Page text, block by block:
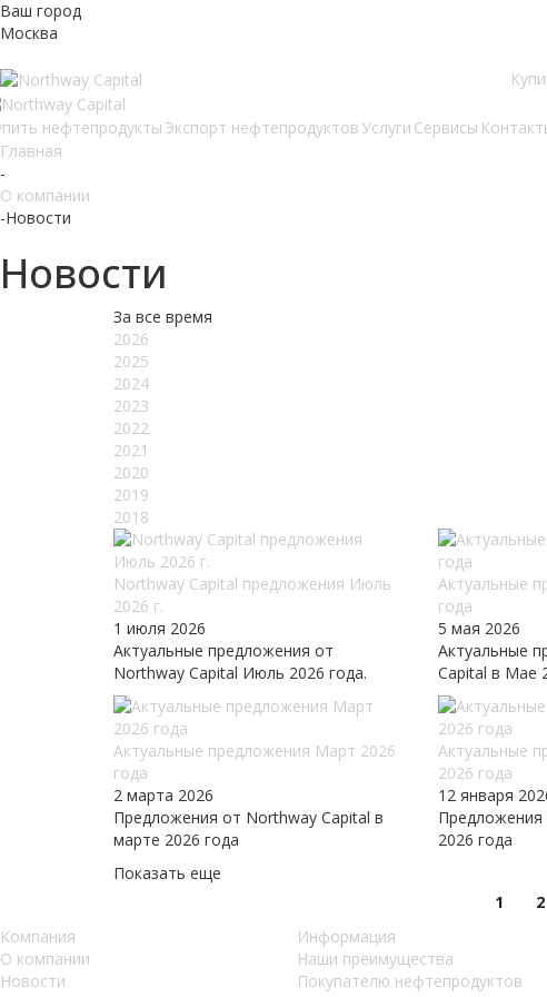
Ваш город
Москва
нефтепродукты Экспорт нефтепродуктов Услуги Сервисы
Главная
-
О компании
-Новости
Новости
За все время
2026
2025
2024
2023
2022
2021
2020
2019
2018
Northway Capital предложения Июль
2026 г.
1 июля 2026
Актуальные предложения от
Northway Capital Июль 2026 года.
Актуальные
года
5 мая 2026
Актуальные
Capital в Мае
Актуальные предложения Март 2026
года
2 марта 2026
Предложения от Northway Capital в
марте 2026 года
Актуальные
2026 года
12 января
Предложения
2026 года
Показать еще
1
2
Компания
О компании
Новости
Информация
Наши преимущества
Покупателю нефтепродуктов